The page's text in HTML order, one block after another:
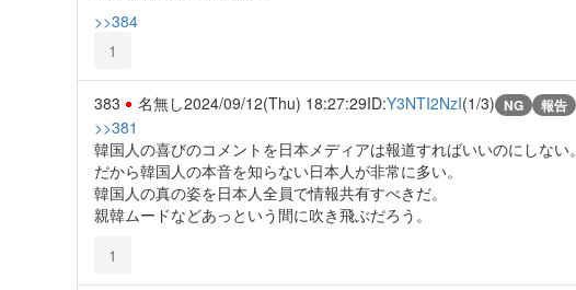
>>384
1
383 名無し2024/09/12(Thu) 18:27:29ID:Y3NTI2NzI(1/3) NG 報告
>>381
韓国人の喜びのコメントを日本メディアは報道すればいいのにしない。
だから韓国人の本音を知らない日本人が非常に多い。
韓国人の真の姿を日本人全員で情報共有すべきだ。
親韓ムードなどあっという間に吹き飛ぶだろう。
1